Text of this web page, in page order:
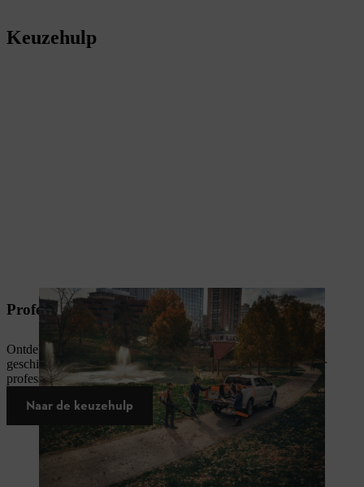
Keuzehulp
Professionele accu's en accumachines
Ontdek de beste STIHL accumachines en laadoplossingen die
geschikt zijn voor jou! Ze zijn krachtig, stil en ontworpen voor
professionals.
Naar de keuzehulp